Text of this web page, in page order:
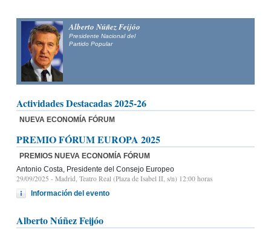
Alfonso Fernández
Mañueco
Presidente del Partido Popular de Castilla y León y candidato
Actividades Destacadas 2025-26
NUEVA ECONOMÍA FÓRUM
PREMIO FÓRUM EUROPA 2025
PREMIOS NUEVA ECONOMÍA FÓRUM
Antonio Costa, Presidente del Consejo Europeo
29/09/2025 - Madrid, Teatro Real (Plaza de Isabel II, s/n) 12:00 horas
Información del evento
Alberto Núñez Feijóo